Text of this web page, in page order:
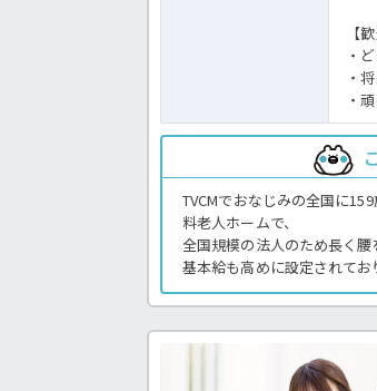
【
・
・
・
TVCMでおなじみの全国に
料老人ホームで、
全国規模の法人のため長く
基本給も高めに設定されて
月9日と休暇もしっかり取得
イント♪
まずはお気軽にほっ介護ま
有料老人ホームでの介護業務
＜介護職 正職員 有料老人